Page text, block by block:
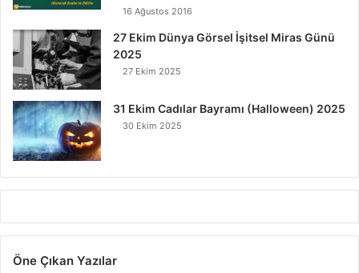
16 Ağustos 2016
27 Ekim Dünya Görsel İşitsel Miras Günü
2025
27 Ekim 2025
31 Ekim Cadılar Bayramı (Halloween) 2025
30 Ekim 2025
Öne Çıkan Yazılar